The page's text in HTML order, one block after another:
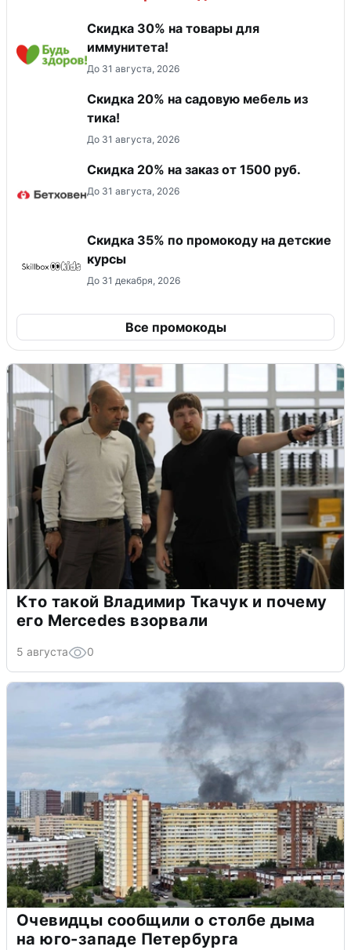
Скидка 30% на товары для
иммунитета!
До 31 августа, 2026
Скидка 20% на садовую мебель из
тика!
До 31 августа, 2026
Скидка 20% на заказ от 1500 руб.
До 31 августа, 2026
Скидка 35% по промокоду на детские
курсы
До 31 декабря, 2026
Все промокоды
Кто такой Владимир Ткачук и почему
его Mercedes взорвали
5 августа 0
Очевидцы сообщили о столбе дыма
на юго-западе Петербурга